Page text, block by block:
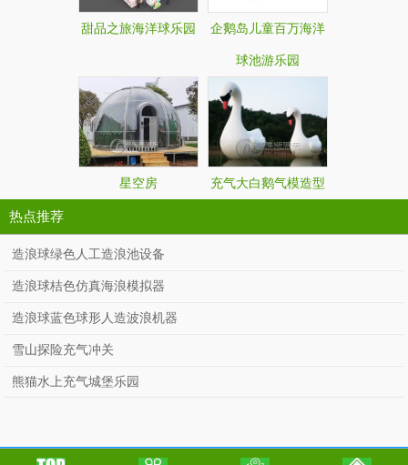
甜品之旅海洋球乐园 企鹅岛儿童百万海洋
球池游乐园
星空房 充气大白鹅气模造型
热点推荐
造浪球绿色人工造浪池设备
造浪球桔色仿真海浪模拟器
造浪球蓝色球形人造波浪机器
雪山探险充气冲关
熊猫水上充气城堡乐园